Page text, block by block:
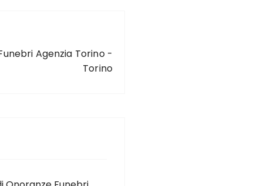
Agenzia Torino -
Torino